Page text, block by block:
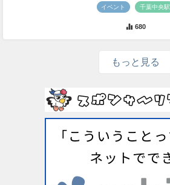
イベント 千葉中央駅
680
もっと見る